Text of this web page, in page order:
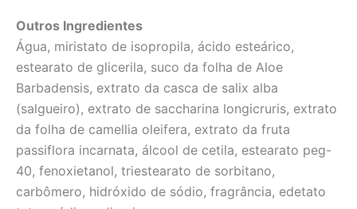
Outros Ingredientes
Água, miristato de isopropila, ácido esteárico,
estearato de glicerila, suco da folha de Aloe
Barbadensis, extrato da casca de salix alba
(salgueiro), extrato de saccharina longicruris, extrato
da folha de camellia oleifera, extrato da fruta
passiflora incarnata, álcool de cetila, estearato peg-
40, fenoxietanol, triestearato de sorbitano,
carbômero, hidróxido de sódio, fragrância, edetato